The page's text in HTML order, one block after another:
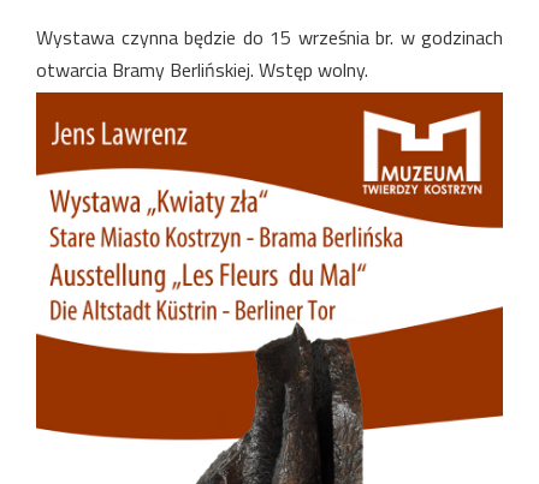
Wystawa czynna będzie do 15 września br. w godzinach
otwarcia Bramy Berlińskiej. Wstęp wolny.